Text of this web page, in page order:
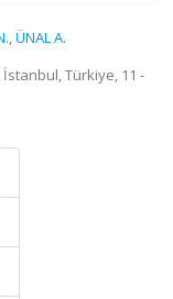
,ÜNAL A.
Türkiye, 11 -